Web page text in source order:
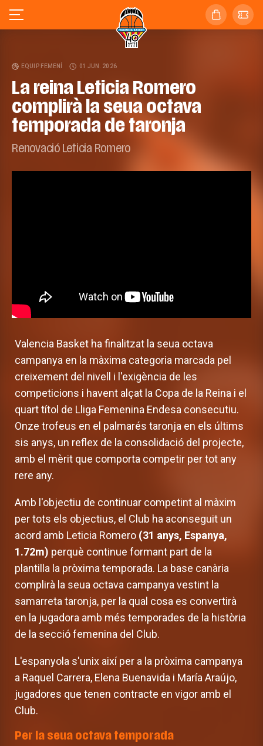
EQUIP FEMENÍ 01 JUN. 2026
La reina Leticia Romero
complirà la seua octava
temporada de taronja
Renovació Leticia Romero
Valencia Basket ha finalitzat la seua octava
campanya en la màxima categoria marcada pel
creixement del nivell i l'exigència de les
competicions i havent alçat la Copa de la Reina i el
quart títol de Lliga Femenina Endesa consecutiu.
Onze trofeus en el palmarés taronja en els últims
sis anys, un reflex de la consolidació del projecte,
amb el mèrit que comporta competir per tot any
rere any.
Amb l'objectiu de continuar competint al màxim
per tots els objectius, el Club ha aconseguit un
acord amb Leticia Romero (31 anys, Espanya,
1.72m) perquè continue formant part de la
plantilla la pròxima temporada. La base canària
complirà la seua octava campanya vestint la
samarreta taronja, per la qual cosa es convertirà
en la jugadora amb més temporades de la història
de la secció femenina del Club.
L'espanyola s'unix així per a la pròxima campanya
a Raquel Carrera, Elena Buenavida i María Araújo,
jugadores que tenen contracte en vigor amb el
Club.
Per la seua octava temporada